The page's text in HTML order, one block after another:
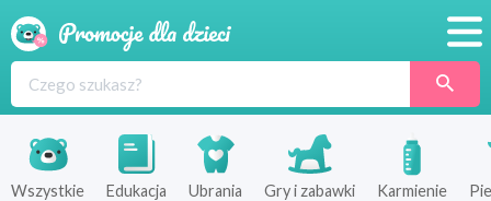
Produkty
Sklepy
Wszystkie Edukacja Ubrania Gry i zabawki Karmienie